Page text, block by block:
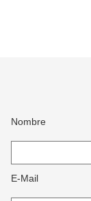
Nombre
E-Mail